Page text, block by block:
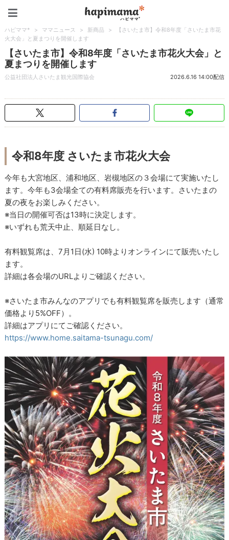
ハピママ* > ママニュース > 新商品 >
【さいたま市】令和8年度「さいたま市花
火大会」と夏まつりを開催します
【さいたま市】令和8年度「さいたま市花火大会」と
夏まつりを開催します
公益社団法人さいたま観光国際協会 2026.6.16 14:00配信
令和8年度 さいたま市花火大会
今年も大宮地区、浦和地区、岩槻地区の３会場にて実施いたし
ます。今年も3会場全ての有料席販売を行います。さいたまの
夏の夜をお楽しみください。
※当日の開催可否は13時に決定します。
※いずれも荒天中止、順延日なし。
有料観覧席は、7月1日(水) 10時よりオンラインにて販売いたし
ます。
詳細は各会場のURLよりご確認ください。
※さいたま市みんなのアプリでも有料観覧席を販売します（通常
価格より5%OFF）。
詳細はアプリにてご確認ください。
https://www.home.saitama-tsunagu.com/